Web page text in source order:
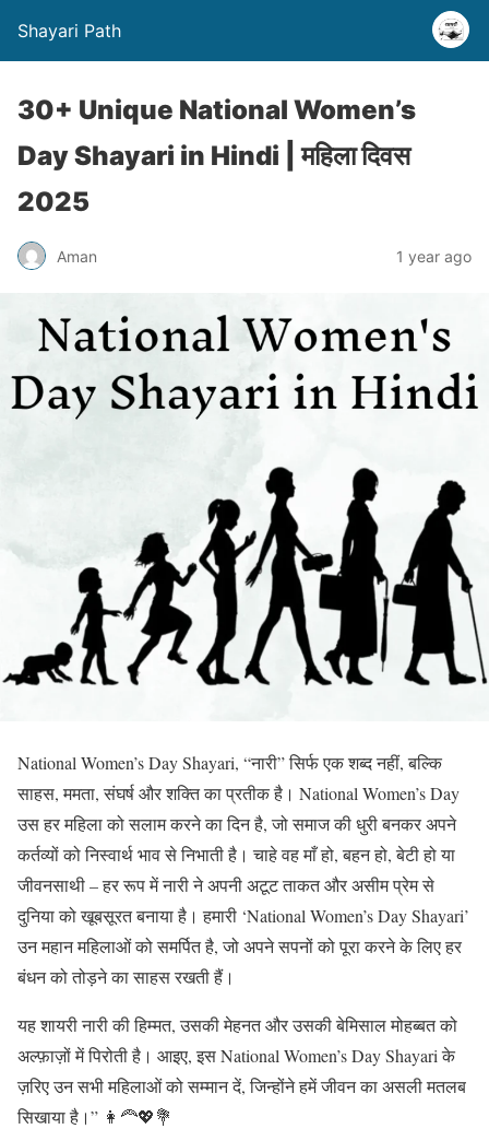
Shayari Path
30+ Unique National Women’s
Day Shayari in Hindi | महिला दिवस
2025
Aman 1 year ago
National Women’s Day Shayari, “नारी” सिर्फ एक शब्द नहीं, बल्कि
साहस, ममता, संघर्ष और शक्ति का प्रतीक है। National Women’s Day
उस हर महिला को सलाम करने का दिन है, जो समाज की धुरी बनकर अपने
कर्तव्यों को निस्वार्थ भाव से निभाती है। चाहे वह माँ हो, बहन हो, बेटी हो या
जीवनसाथी – हर रूप में नारी ने अपनी अटूट ताकत और असीम प्रेम से
दुनिया को खूबसूरत बनाया है। हमारी ‘National Women’s Day Shayari’
उन महान महिलाओं को समर्पित है, जो अपने सपनों को पूरा करने के लिए हर
बंधन को तोड़ने का साहस रखती हैं।
यह शायरी नारी की हिम्मत, उसकी मेहनत और उसकी बेमिसाल मोहब्बत को
अल्फ़ाज़ों में पिरोती है। आइए, इस National Women’s Day Shayari के
ज़रिए उन सभी महिलाओं को सम्मान दें, जिन्होंने हमें जीवन का असली मतलब
सिखाया है।” 👩‍🦰💖💐